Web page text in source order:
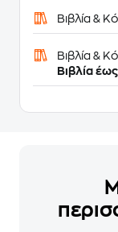
Βιβλία &
Βιβλία &
Βιβλία